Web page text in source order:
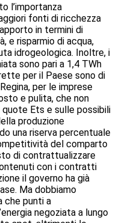
l’importanza
fonti di ricchezza
in termini di
e risparmio di acqua,
idrogeologica. Inoltre, i
sono pari a 1,4 TWh
per il Paese sono di
per le imprese
e pulita, che non
Ets e sulle possibili
produzione
una riserva percentuale
del comparto
di contrattualizzare
con i contratti
il governo ha già
Ma dobbiamo
che punti a
negoziata a lungo